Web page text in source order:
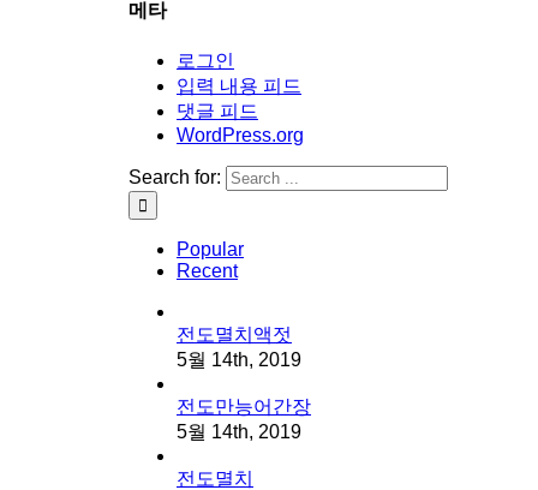
메타
로그인
입력 내용 피드
댓글 피드
WordPress.org
Search for:
Popular
Recent
전도멸치액젓
5월 14th, 2019
전도만능어간장
5월 14th, 2019
전도멸치